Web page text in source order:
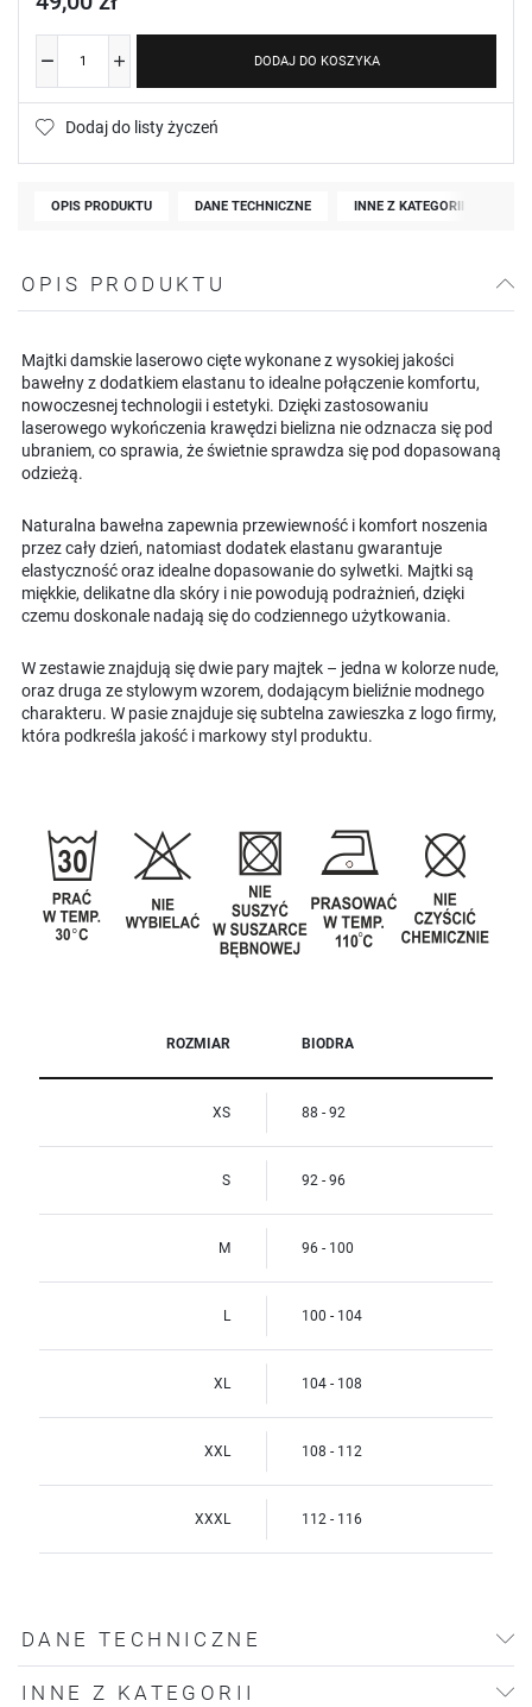
DODAJ DO KOSZYKA
Dodaj do listy życzeń
OPIS PRODUKTU DANE TECHNICZNE INNE Z KATEGORII
OPIS PRODUKTU
Majtki damskie laserowo cięte wykonane z wysokiej jakości
bawełny z dodatkiem elastanu to idealne połączenie komfortu,
nowoczesnej technologii i estetyki. Dzięki zastosowaniu
laserowego wykończenia krawędzi bielizna nie odznacza się pod
ubraniem, co sprawia, że świetnie sprawdza się pod dopasowaną
odzieżą.
Naturalna bawełna zapewnia przewiewność i komfort noszenia
przez cały dzień, natomiast dodatek elastanu gwarantuje
elastyczność oraz idealne dopasowanie do sylwetki. Majtki są
miękkie, delikatne dla skóry i nie powodują podrażnień, dzięki
czemu doskonale nadają się do codziennego użytkowania.
W zestawie znajdują się dwie pary majtek – jedna w kolorze nude,
oraz druga ze stylowym wzorem, dodającym bieliźnie modnego
charakteru. W pasie znajduje się subtelna zawieszka z logo firmy,
która podkreśla jakość i markowy styl produktu.
ROZMIAR BIODRA
XS 88 - 92
S 92 - 96
M 96 - 100
L 100 - 104
XL 104 - 108
XXL 108 - 112
XXXL 112 - 116
DANE TECHNICZNE
INNE Z KATEGORII